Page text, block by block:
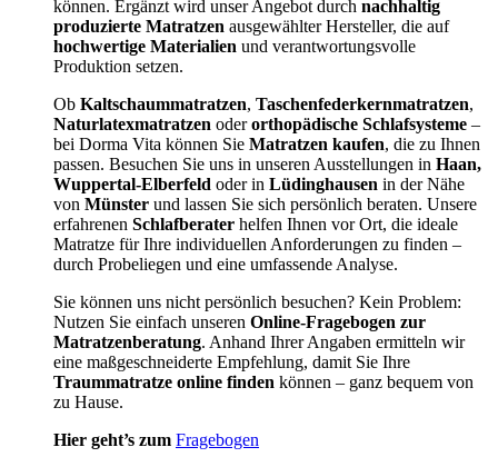
können. Ergänzt wird unser Angebot durch nachhaltig
produzierte Matratzen ausgewählter Hersteller, die auf
hochwertige Materialien und verantwortungsvolle
Produktion setzen.
Ob Kaltschaummatratzen, Taschenfederkernmatratzen,
Naturlatexmatratzen oderorthopädische Schlafsysteme –
bei Dorma Vita können Sie Matratzen kaufen, die zu Ihnen
passen. Besuchen Sie uns in unseren Ausstellungen in Haan,
Wuppertal-Elberfeld oder in Lüdinghausen in der Nähe
von Münster und lassen Sie sich persönlich beraten. Unsere
erfahrenen Schlafberater helfen Ihnen vor Ort, die ideale
Matratze für Ihre individuellen Anforderungen zu finden –
durch Probeliegen und eine umfassende Analyse.
Sie können uns nicht persönlich besuchen? Kein Problem:
Nutzen Sie einfach unseren Online-Fragebogen zur
Matratzenberatung. Anhand Ihrer Angaben ermitteln wir
eine maßgeschneiderte Empfehlung, damit Sie Ihre
Traummatratze online finden können – ganz bequem von
zu Hause.
Hier geht’s zum Fragebogen